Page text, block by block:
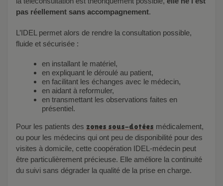
pas réellement sans accompagnement.
L’IDEL permet alors de rendre la consultation possible,
fluide et sécurisée :
en installant le matériel,
en expliquant le déroulé au patient,
en facilitant les échanges avec le médecin,
en aidant à reformuler,
en transmettant les observations faites en
présentiel.
Pour les patients des zones sous-dotées médicalement,
ou pour les médecins qui ont peu de disponibilité pour des
visites à domicile, cette coopération IDEL-médecin peut
être particulièrement précieuse. Elle améliore la continuité
du suivi sans dégrader la qualité de la prise en charge.